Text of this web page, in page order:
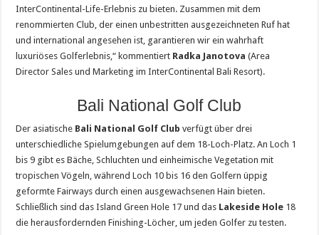
InterContinental-Life-Erlebnis zu bieten. Zusammen mit dem
renommierten Club, der einen unbestritten ausgezeichneten Ruf hat
und international angesehen ist, garantieren wir ein wahrhaft
luxuriöses Golferlebnis,“ kommentiert Radka Janotova(Area
Director Sales und Marketing im InterContinental Bali Resort).
Bali National Golf Club
Der asiatische Bali National Golf Club verfügt über drei
unterschiedliche Spielumgebungen auf dem 18-Loch-Platz. An Loch 1
bis 9 gibt es Bäche, Schluchten und einheimische Vegetation mit
tropischen Vögeln, während Loch 10 bis 16 den Golfern üppig
geformte Fairways durch einen ausgewachsenen Hain bieten.
Schließlich sind das Island Green Hole 17 und das Lakeside Hole 18
die herausfordernden Finishing-Löcher, um jeden Golfer zu testen.